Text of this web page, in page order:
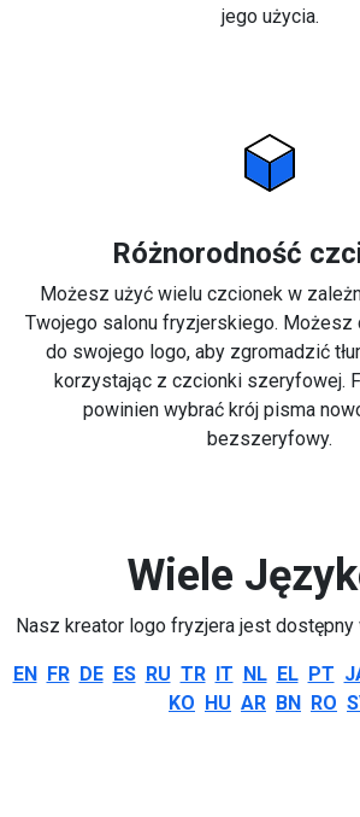
jego użycia.
Różnorodność
Możesz użyć wielu czcionek w
Twojego salonu fryzjerskiego. Możesz
do swojego logo, aby zgromadzić
korzystając z czcionki szeryfowej.
powinien wybrać krój pisma
bezszeryfowy.
Wiele
Nasz kreator logo fryzjera jest dostępny
EN FR DE ES RU TR IT NL EL PT
KO HU AR BN RO